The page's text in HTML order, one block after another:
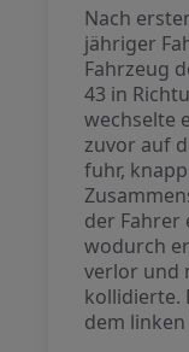
Nach
jähriger
Fahrzeug
43 in
wechselte
zuvor auf
fuhr,
der Fahrer
wodurch
verlor und
kollidierte.
dem